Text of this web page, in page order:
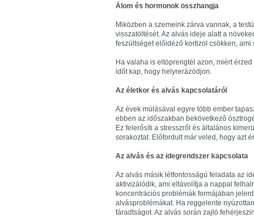
Álom és hormonok összhangja
Miközben a szemeink zárva vannak, a
visszatöltését. Az alvás ideje alatt a
feszültséget előidéző kortizol csökken, ami
Ha valaha is eltöprengtél azon, miért
időt kap, hogy helyrerázódjon.
Az életkor és alvás kapcsolatáról
Az évek múlásával egyre több ember
ebben az időszakban bekövetkező
Ez felerősíti a stresszről és általános
sorakoztat. Előfordult már veled, hogy azt
Az alvás és az idegrendszer kapcsolata
Az alvás másik létfontosságú feladata az
aktivizálódik, ami eltávolítja a nappal
koncentrációs problémák formájában
alvásproblémákat. Ha reggelente
fáradtságot. Az alvás során zajló